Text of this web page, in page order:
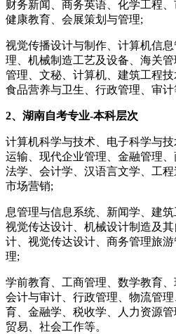
财务新闻、商务英语、化学工程
健康教育、会展策划与管理;
视觉传播设计与制作、计算机信
理、机械制造工艺及设备、海关
管理、文秘、计算机、建筑工程技
食品营养与卫生、行政管理、审计
2、湖南自考专业-本科层次
计算机科学与技术、电子科学与
运输、现代企业管理、金融管理、
法学、会计学、汉语言文学、工程
市场营销;
息管理与信息系统、新闻学、建筑
视觉传达设计、机械设计制造及
计、视觉传达设计、商务管理旅
理;
学前教育、工商管理、数学教育
会计与审计、行政管理、物流管
育、金融学、税收学、人力资源
贸易、社会工作等。